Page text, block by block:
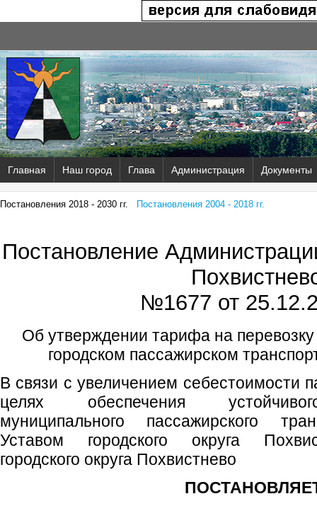
Главная Наш город Глава Администрация Документы
Постановления 2018 - 2030 гг. Постановления 2004 - 2018 гг.
Постановление
№1677 от
Об утверждении тарифа на
городском пассажирском
В связи с увеличением себестоимости
целях обеспечения
муниципального пассажирского
Уставом городского округа
городского округа Похвистнево